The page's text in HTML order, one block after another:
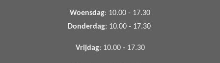
Woensdag: 10.00 - 17.30
Donderdag: 10.00 - 17.30
Vrijdag: 10.00 - 17.30